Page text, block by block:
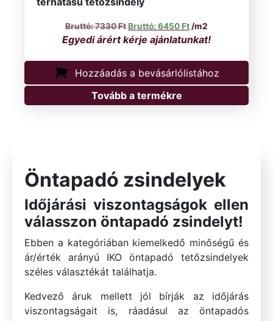
Öntapadó zsindelyek
Időjárási viszontagságok ellen
válasszon öntapadó zsindelyt!
Ebben a kategóriában kiemelkedő minőségű és
ár/érték arányú IKO öntapadó tetőzsindelyek
széles választékát találhatja.
Kedvező áruk mellett jól bírják az időjárás
viszontagságait is, ráadásul az öntapadós
7330Ft Original price was: 7330 Ft.
6450 FtCurrent price is:
/m2
Hozzáadás a bevásárlólistához
Tovább a termékre